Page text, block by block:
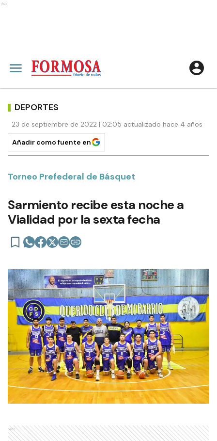
Ads
DEPORTES
23 de septiembre de 2022 | 02:05 actualizado hace 4 años
Añadir como fuente en
Torneo Prefederal de Básquet
Sarmiento recibe esta noche a
Vialidad por la sexta fecha
Ads